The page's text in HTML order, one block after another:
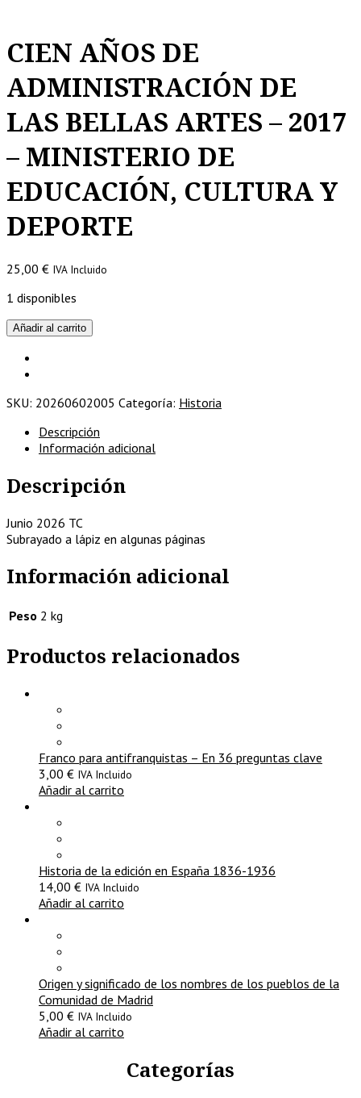
CIEN AÑOS DE
ADMINISTRACIÓN DE
LAS BELLAS ARTES – 2017
– MINISTERIO DE
EDUCACIÓN, CULTURA Y
DEPORTE
25,00 € IVA Incluido
1 disponibles
CIEN
AÑOS
ADMINISTRACIÓN
LAS
ARTES
-
DE
EDUCACIÓN,
CULTURA
Y
DEPORTE
Añadir al carrito
SKU: 20260602005 Categoría: Historia
Descripción
Información adicional
Descripción
Junio 2026 TC
Subrayado a lápiz en algunas páginas
Información adicional
Peso 2 kg
Productos relacionados
Franco para antifranquistas – En 36 preguntas clave
3,00 € IVA Incluido
Añadir al carrito
Historia de la edición en España 1836-1936
14,00 € IVA Incluido
Añadir al carrito
Origen y significado de los nombres de los pueblos de la
Comunidad de Madrid
5,00 € IVA Incluido
Añadir al carrito
Categorías